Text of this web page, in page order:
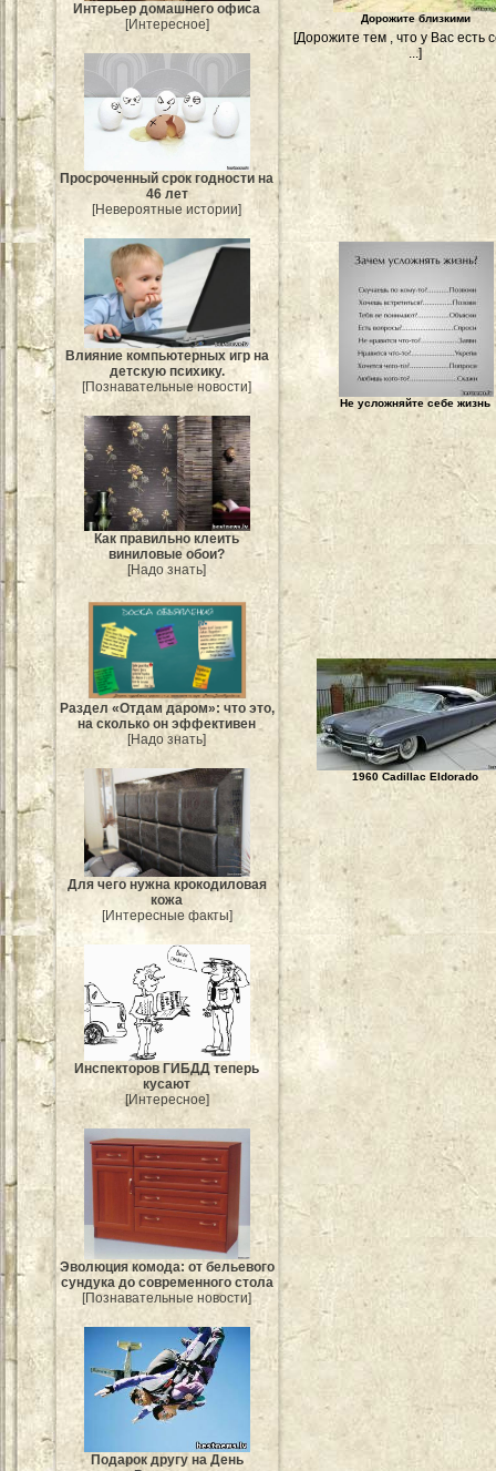
Интерьер домашнего офиса
[Интересное]
Просроченный срок годности на
46 лет
[Невероятные истории]
Влияние компьютерных игр на
детскую психику.
[Познавательные новости]
Как правильно клеить
виниловые обои?
[Надо знать]
Раздел «Отдам даром»: что это,
на сколько он эффективен
[Надо знать]
Для чего нужна крокодиловая
кожа
[Интересные факты]
Инспекторов ГИБДД теперь
кусают
[Интересное]
Эволюция комода: от бельевого
сундука до современного стола
[Познавательные новости]
Подарок другу на День
Дорожите близкими
[Дорожите тем , что у Вас есть
...]
Не усложняйте себе жизнь
1960 Cadillac Eldorado